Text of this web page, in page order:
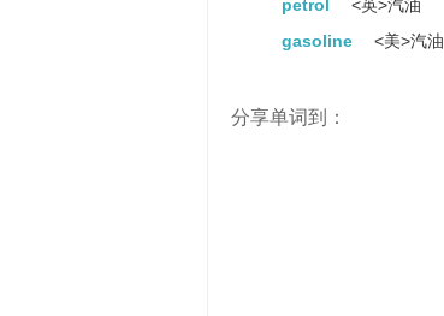
petrol <英>汽油
gasoline
<美>汽油
分享单词到：